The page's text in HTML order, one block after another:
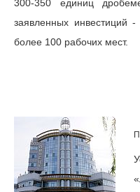
300-350 единиц
заявленных инвестиций
более 100 рабочих мест.